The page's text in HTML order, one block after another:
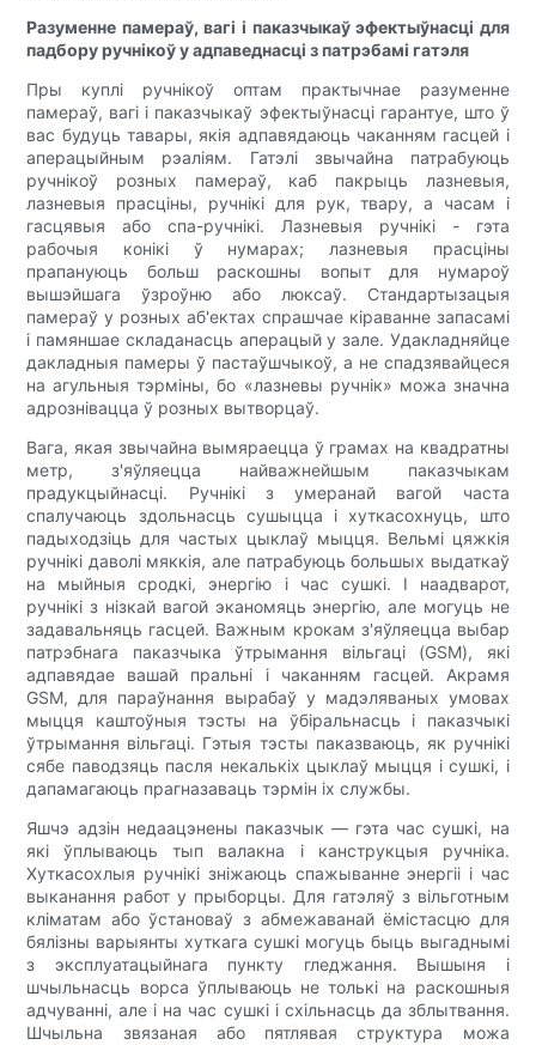
Разуменне памераў, вагі і паказчыкаў эфектыўнасці для
падбору ручнікоў у адпаведнасці з патрэбамі гатэля
Пры куплі ручнікоў оптам практычнае разуменне
памераў, вагі і паказчыкаў эфектыўнасці гарантуе, што ў
вас будуць тавары, якія адпавядаюць чаканням гасцей і
аперацыйным рэаліям. Гатэлі звычайна патрабуюць
ручнікоў розных памераў, каб пакрыць лазневыя,
лазневыя прасціны, ручнікі для рук, твару, а часам і
гасцявыя або спа-ручнікі. Лазневыя ручнікі - гэта
рабочыя конікі ў нумарах; лазневыя прасціны
прапануюць больш раскошны вопыт для нумароў
вышэйшага ўзроўню або люксаў. Стандартызацыя
памераў у розных аб'ектах спрашчае кіраванне запасамі
і памяншае складанасць аперацый у зале. Удакладняйце
дакладныя памеры ў пастаўшчыкоў, а не спадзявайцеся
на агульныя тэрміны, бо «лазневы ручнік» можа значна
адрознівацца ў розных вытворцаў.
Вага, якая звычайна вымяраецца ў грамах на квадратны
метр, з'яўляецца найважнейшым паказчыкам
прадукцыйнасці. Ручнікі з умеранай вагой часта
спалучаюць здольнасць сушыцца і хуткасохнуць, што
падыходзіць для частых цыклаў мыцця. Вельмі цяжкія
ручнікі даволі мяккія, але патрабуюць большых выдаткаў
на мыйныя сродкі, энергію і час сушкі. І наадварот,
ручнікі з нізкай вагой эканомяць энергію, але могуць не
задавальняць гасцей. Важным крокам з'яўляецца выбар
патрэбнага паказчыка ўтрымання вільгаці (GSM), які
адпавядае вашай пральні і чаканням гасцей. Акрамя
GSM, для параўнання вырабаў у мадэляваных умовах
мыцця каштоўныя тэсты на ўбіральнасць і паказчыкі
ўтрымання вільгаці. Гэтыя тэсты паказваюць, як ручнікі
сябе паводзяць пасля некалькіх цыклаў мыцця і сушкі, і
дапамагаюць прагназаваць тэрмін іх службы.
Яшчэ адзін недаацэнены паказчык — гэта час сушкі, на
які ўплываюць тып валакна і канструкцыя ручніка.
Хуткасохлыя ручнікі зніжаюць спажыванне энергіі і час
выканання работ у прыборцы. Для гатэляў з вільготным
кліматам або ўстановаў з абмежаванай ёмістасцю для
бялізны варыянты хуткага сушкі могуць быць выгаднымі
з эксплуатацыйнага пункту гледжання. Вышыня і
шчыльнасць ворса ўплываюць не толькі на раскошныя
адчуванні, але і на час сушкі і схільнасць да зблытвання.
Шчыльна звязаная або пятлявая структура можа